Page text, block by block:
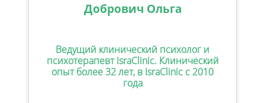
Добрович Ольга
Ведущий клинический психолог и
психотерапевт IsraClinic. Клинический
опыт более 32 лет, в IsraClinic с 2010
года